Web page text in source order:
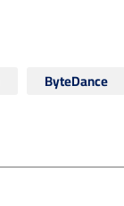
ByteDance